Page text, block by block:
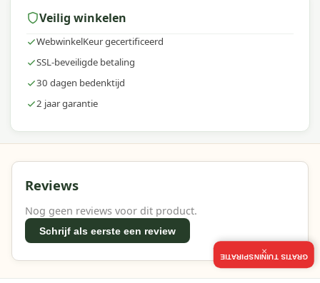
Veilig winkelen
WebwinkelKeur gecertificeerd
SSL-beveiligde betaling
30 dagen bedenktijd
2 jaar garantie
Reviews
Nog geen reviews voor dit product.
Schrijf als eerste een review
GRATIS TUININSPIRATIE
×